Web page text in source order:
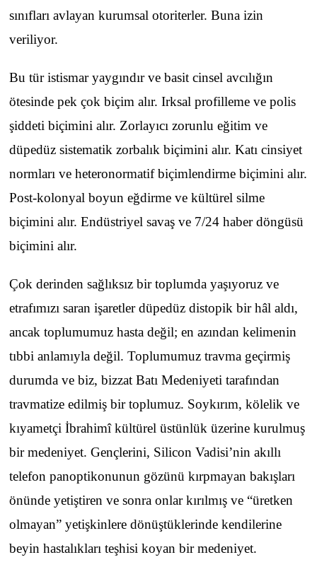
sınıfları avlayan kurumsal otoriterler. Buna izin
veriliyor.
Bu tür istismar yaygındır ve basit cinsel avcılığın
ötesinde pek çok biçim alır. Irksal profilleme ve polis
şiddeti biçimini alır. Zorlayıcı zorunlu eğitim ve
düpedüz sistematik zorbalık biçimini alır. Katı cinsiyet
normları ve heteronormatif biçimlendirme biçimini alır.
Post-kolonyal boyun eğdirme ve kültürel silme
biçimini alır. Endüstriyel savaş ve 7/24 haber döngüsü
biçimini alır.
Çok derinden sağlıksız bir toplumda yaşıyoruz ve
etrafımızı saran işaretler düpedüz distopik bir hâl aldı,
ancak toplumumuz hasta değil; en azından kelimenin
tıbbi anlamıyla değil. Toplumumuz travma geçirmiş
durumda ve biz, bizzat Batı Medeniyeti tarafından
travmatize edilmiş bir toplumuz. Soykırım, kölelik ve
kıyametçi İbrahimî kültürel üstünlük üzerine kurulmuş
bir medeniyet. Gençlerini, Silicon Vadisi’nin akıllı
telefon panoptikonunun gözünü kırpmayan bakışları
önünde yetiştiren ve sonra onlar kırılmış ve “üretken
olmayan” yetişkinlere dönüştüklerinde kendilerine
beyin hastalıkları teşhisi koyan bir medeniyet.